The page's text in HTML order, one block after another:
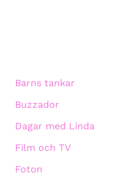
Barns tankar
Buzzador
Dagar med Linda
Film och TV
Foton